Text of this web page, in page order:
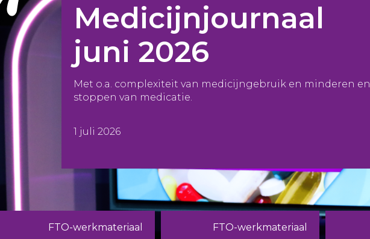
Medicijnjournaal
juni 2026
Met o.a. complexiteit van medicijngebruik en minderen en
stoppen van medicatie.
1 juli 2026
FTO-werkmateriaal FTO-werkmateriaal